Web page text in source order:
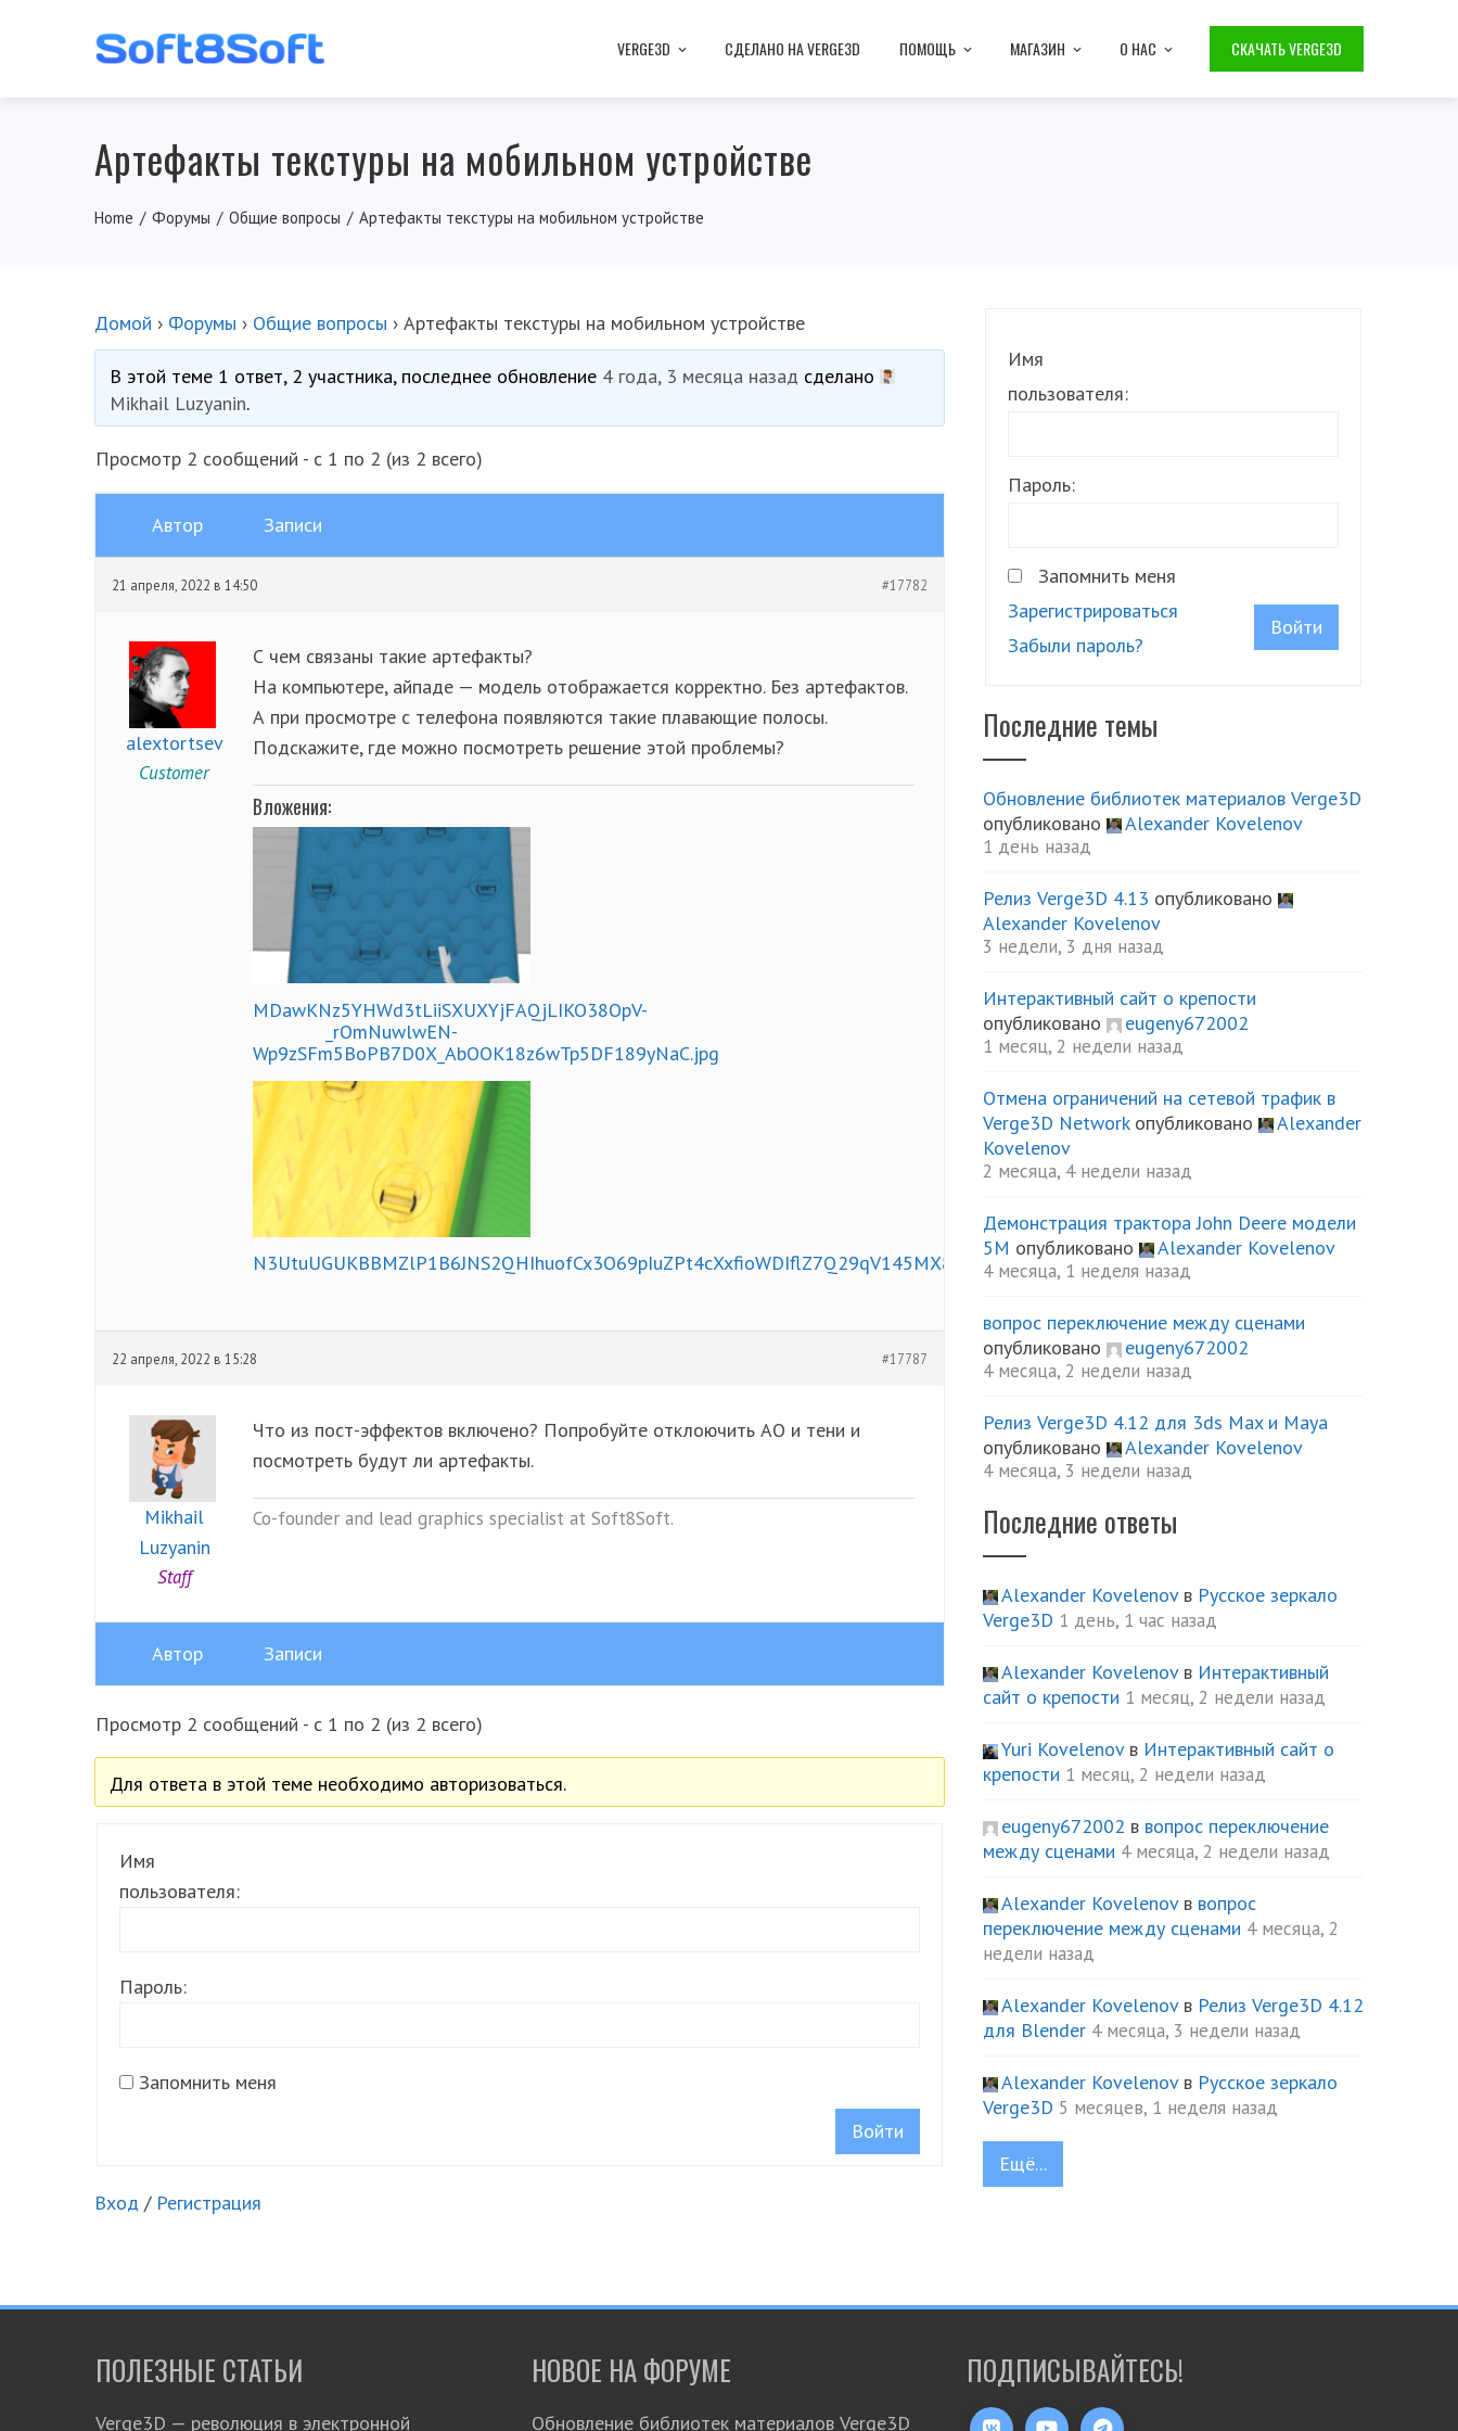
VERGE3D СДЕЛАНО НА VERGE3D ПОМОЩЬ МАГАЗИН О НАС СКАЧАТЬ VERGE3D
Артефакты текстуры на мобильном устройстве
Home Форумы Общие вопросы Артефакты текстуры на мобильном устройстве
Домой › Форумы › Общие вопросы › Артефакты текстуры на мобильном устройстве
В этой теме 1 ответ, 2 участника, последнее обновление 4 года, 3 месяца назад сделано
Mikhail Luzyanin.
Просмотр 2 сообщений - с 1 по 2 (из 2 всего)
Автор Записи
21 апреля, 2022 в 14:50 #17782
alextortsev
Customer
С чем связаны такие артефакты?
На компьютере, айпаде — модель отображается корректно. Без артефактов.
А при просмотре с телефона появляются такие плавающие полосы.
Подскажите, где можно посмотреть решение этой проблемы?
Вложения:
MDawKNz5YHWd3tLiiSXUXYjFAQjLIKO38OpV-
_rOmNuwlwEN-
Wp9zSFm5BoPB7D0X_AbOOK18z6wTp5DF189yNaC.jpg
N3UtuUGUKBBMZlP1B6JNS2QHIhuofCx3O69pIuZPt4cXxfioWDIflZ7Q29qV145MX8xLJNVXxRJMczt7Xn6vJXYW.jpg
22 апреля, 2022 в 15:28 #17787
Mikhail
Luzyanin
Staff
Что из пост-эффектов включено? Попробуйте отклоючить АО и тени и
посмотреть будут ли артефакты.
Co-founder and lead graphics specialist at Soft8Soft.
Автор Записи
Просмотр 2 сообщений - с 1 по 2 (из 2 всего)
Для ответа в этой теме необходимо авторизоваться.
Имя
пользователя:
Пароль:
Запомнить меня
Войти
Вход / Регистрация
Имя
пользователя:
Пароль:
Запомнить меня
Войти
Зарегистрироваться
Забыли пароль?
Последние темы
Обновление библиотек материалов Verge3D
опубликовано
Alexander Kovelenov
1 день назад
Релиз Verge3D 4.13 опубликовано
Alexander Kovelenov
3 недели, 3 дня назад
Интерактивный сайт о крепости
опубликовано
eugeny672002
1 месяц, 2 недели назад
Отмена ограничений на сетевой трафик в
Verge3D Networkопубликовано
Alexander
Kovelenov
2 месяца, 4 недели назад
Демонстрация трактора John Deere модели
5М опубликовано Alexander Kovelenov
4 месяца, 1 неделя назад
вопрос переключение между сценами
опубликовано
eugeny672002
4 месяца, 2 недели назад
Релиз Verge3D 4.12 для 3ds Max и Maya
опубликовано
Alexander Kovelenov
4 месяца, 3 недели назад
Последние ответы
Alexander Kovelenovв Русское зеркало
Verge3D 1 день, 1 час назад
Alexander Kovelenovв Интерактивный
сайт о крепости 1 месяц, 2 недели назад
Yuri Kovelenovв Интерактивный сайт о
крепости 1 месяц, 2 недели назад
eugeny672002 в вопрос переключение
между сценами 4 месяца, 2 недели назад
Alexander Kovelenovв вопрос
переключение между сценами 4 месяца, 2
недели назад
Alexander Kovelenovв Релиз Verge3D 4.12
для Blender 4 месяца, 3 недели назад
Alexander Kovelenovв Русское зеркало
Verge3D 5 месяцев, 1 неделя назад
Ещё...
ПОЛЕЗНЫЕ СТАТЬИ
Verge3D — революция в электронной
НОВОЕ НА ФОРУМЕ
Обновление библиотек материалов Verge3D
ПОДПИСЫВАЙТЕСЬ!